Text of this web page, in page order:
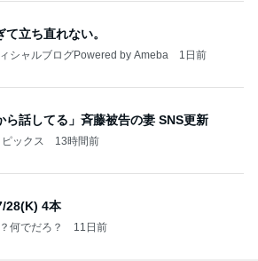
て立ち直れない。
シャルブログPowered by Ameba 1日前
ら話してる」斉藤被告の妻 SNS更新
ックス 13時間前
28(K) 4本
何でだろ？ 11日前